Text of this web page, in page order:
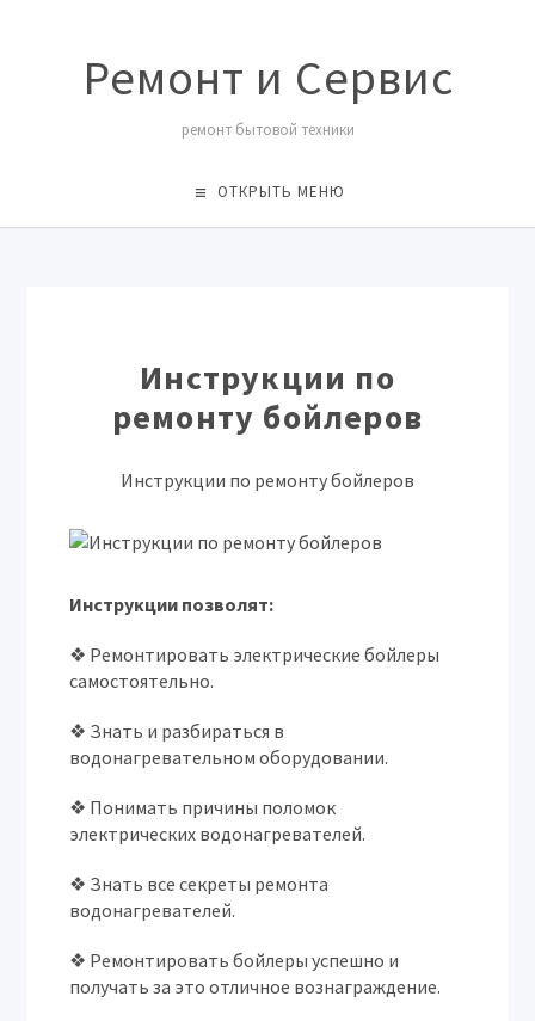
Ремонт и Сервис
ремонт бытовой техники
ОТКРЫТЬ МЕНЮ
Инструкции по
ремонту бойлеров
Инструкции по ремонту бойлеров
Инструкции позволят:
❖ Ремонтировать электрические бойлеры
самостоятельно.
❖ Знать и разбираться в
водонагревательном оборудовании.
❖ Понимать причины поломок
электрических водонагревателей.
❖ Знать все секреты ремонта
водонагревателей.
❖ Ремонтировать бойлеры успешно и
получать за это отличное вознаграждение.